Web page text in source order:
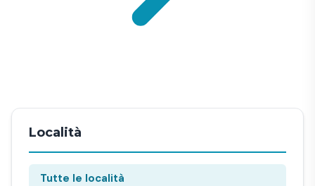
Località
Tutte le località